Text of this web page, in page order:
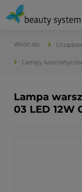
Lampy
Lampa
03 LED 12W